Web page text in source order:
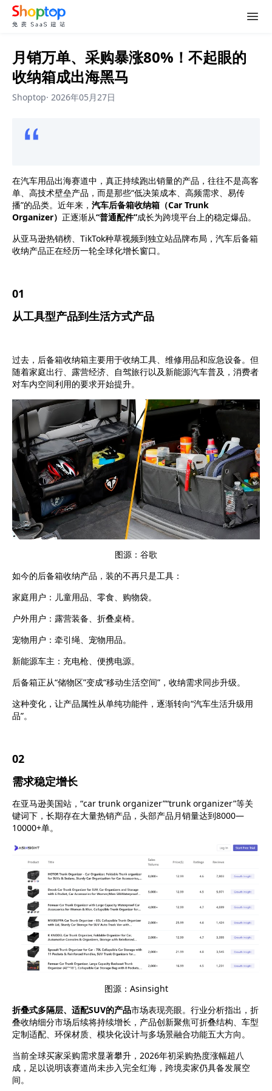
月销万单、采购暴涨80%！不起眼的
收纳箱成出海黑马
Shoptop· 2026年05月27日
在汽车用品出海赛道中，真正持续跑出销量的产品，往往不是高客
单、高技术壁垒产品，而是那些“低决策成本、高频需求、易传
播”的品类。近年来， 汽车后备箱收纳箱（Car Trunk
Organizer） 正逐渐从“普通配件”成长为跨境平台上的稳定爆品。
从亚马逊热销榜、 TikTok种草视频到独立站品牌布局，汽车后备箱
收纳产品正在经历一轮全球化增长窗口。
01
从工具型产品到生活方式产品
过去，后备箱收纳箱主要用于收纳工具、维修用品和应急设备。但
随着家庭出行、露营经济、自驾旅行以及新能源汽车普及， 消费者
对车内空间利用的要求开始提升。
图源：谷歌
如今的后备箱收纳产品，装的不再只是工具：
家庭用户： 儿童用品、零食、购物袋。
户外用户： 露营装备、折叠桌椅。
宠物用户： 牵引绳、宠物用品。
新能源车主： 充电枪、便携电源。
后备箱正从“储物区”变成“移动生活空间”， 收纳需求同步升级。
这种变化，让产品属性从单纯功能件，逐渐转向“汽车生活升级用
品”。
02
需求稳定增长
在亚马逊美国站， “car trunk organizer”“trunk organizer”等关
键词下，长期存在大量热销产品， 头部产品月销量达到8000—
10000+单。
图源： Asinsight
折叠式多隔层、适配SUV的产品市场表现亮眼。行业分析指出，折
叠收纳细分市场后续将持续增长，产品创新聚焦可折叠结构、车型
定制适配、环保材质、模块化设计与多场景融合功能五大方向。
当前全球买家采购需求显著攀升， 2026年初采购热度涨幅超八
成 ，足以说明该赛道尚未步入完全红海，跨境卖家仍具备发展空
间。